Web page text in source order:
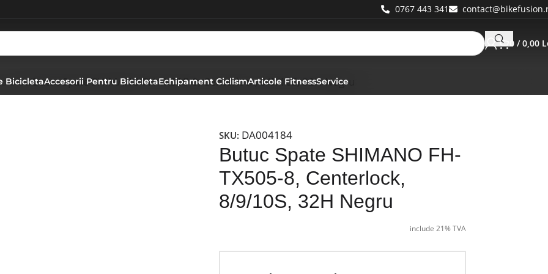
0767 443 341
0 / 0,00
BicicletaAccesorii Pentru BicicletaEchipament CiclismArticole FitnessService
Disc Butuc Spate SHIMANO FH-TX505-8, Centerlock, 8/9/10S, 32H Negru
SKU: DA004184
Butuc Spate SHIMANO FH-
TX505-8, Centerlock,
8/9/10S, 32H Negru
include 21% TVA